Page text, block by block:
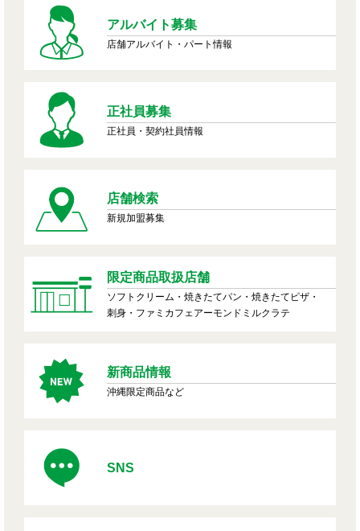
アルバイト募集
店舗アルバイト・パート情報
正社員募集
正社員・契約社員情報
店舗検索
新規加盟募集
限定商品取扱店舗
ソフトクリーム・焼きたてパン・焼きたてピザ・
刺身・ファミカフェアーモンドミルクラテ
新商品情報
沖縄限定商品など
SNS